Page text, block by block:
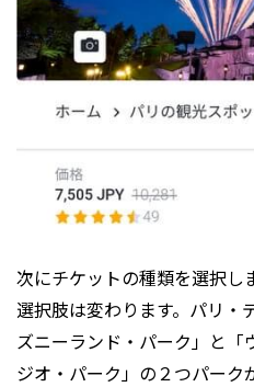
次にチケットの種類を選択し
選択肢は変わります。パリ・
ズニーランド・パーク」と「
ジオ・パーク」の２つパーク